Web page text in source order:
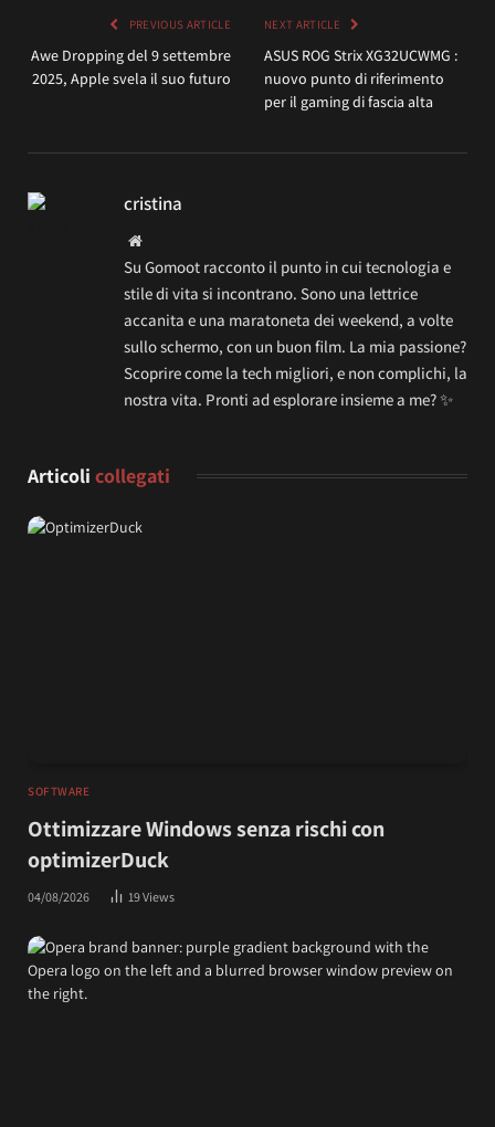
PREVIOUS ARTICLE
Awe Dropping del 9 settembre
2025, Apple svela il suo futuro
NEXT ARTICLE
ASUS ROG Strix XG32UCWMG :
nuovo punto di riferimento
per il gaming di fascia alta
cristina
Website
Su Gomoot racconto il punto in cui tecnologia e
stile di vita si incontrano. Sono una lettrice
accanita e una maratoneta dei weekend, a volte
sullo schermo, con un buon film. La mia passione?
Scoprire come la tech migliori, e non complichi, la
nostra vita. Pronti ad esplorare insieme a me? ✨
Articoli collegati
SOFTWARE
Ottimizzare Windows senza rischi con
optimizerDuck
04/08/2026 19Views